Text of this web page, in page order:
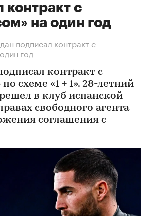
контракт с
на один год
подписал контракт с
год
контракт с
схеме «1 + 1». 28-летний
в клуб испанской
свободного агента
соглашения с